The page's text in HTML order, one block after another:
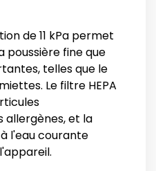
de 11 kPa permet
poussière fine que
telles que le
Le filtre HEPA
allergènes, et la
l'eau courante